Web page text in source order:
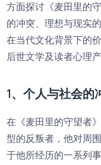
方面探讨《麦田里的
的冲突、理想与现实
在当代文化背景下的
后世文学及读者心理
1、个人与社会的
在《麦田里的守望者
型的反叛者，他对周
于他所经历的一系列